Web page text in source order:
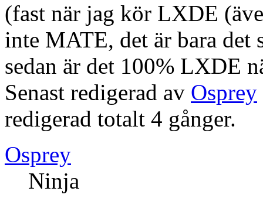
(fast när jag kör LXDE
inte MATE, det är bara det
sedan är det 100% LXDE
Senast redigerad av Osprey
redigerad totalt 4 gånger.
Osprey
Ninja